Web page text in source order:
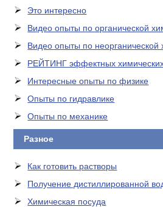
Это интересно
Видео опыты по органической
Видео опыты по неорганической
РЕЙТИНГ эффектных
Интересные опыты по физике
Опыты по гидравлике
Опыты по механике
Разное
Как готовить растворы
Получение дистиллированной
Химическая посуда